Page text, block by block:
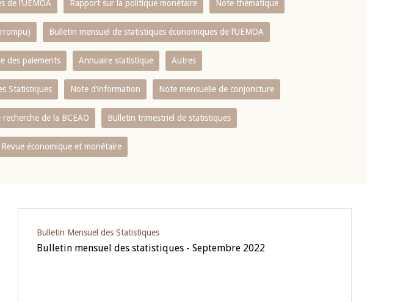
de l‘UEMOA Rapport sur la politique monétaire Note thématique
Bulletin mensuel de statistiques économiques de l‘UEMOA
des paiements Annuaire statistique Autres
Statistiques Note d’information Note mensuelle de conjoncture
de la BCEAO Bulletin trimestriel de statistiques
Revue économique et monétaire
Bulletin Mensuel des Statistiques
Bulletin mensuel des statistiques - Septembre 2022